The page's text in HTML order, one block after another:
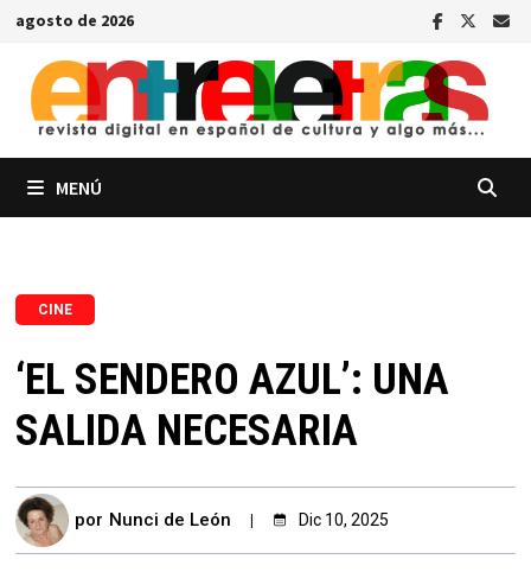
Saltar
contenido
agosto de 2026
MENÚ
CINE
‘EL SENDERO AZUL’: UNA
SALIDA NECESARIA
por Nunci de León Dic 10, 2025